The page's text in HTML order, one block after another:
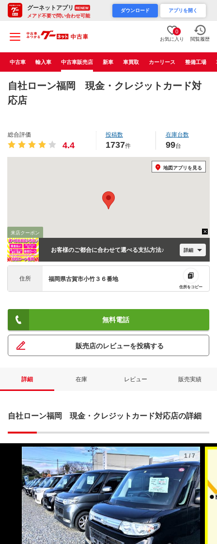
グーネットアプリ RENEW
メアド不要で問い合わせ可能
ダウンロード アプリを開く
0
お気に入り 閲覧履歴
中古車 輸入車 中古車販売店 新車 車買取 カーリース 整備工場
自社ローン福岡 現金・クレジットカード対
応店
総合評価
4.4
投稿数
1737件
在庫台数
99台
来店クーポン
お客様のご都合に合わせて選べる支払方法♪ 詳細
地図アプリを見る
住所 福岡県古賀市小竹３６番地
住所をコピー
無料電話
販売店のレビューを投稿する
詳細 在庫 レビュー 販売実績
自社ローン福岡 現金・クレジットカード対応店の詳細
1 /7